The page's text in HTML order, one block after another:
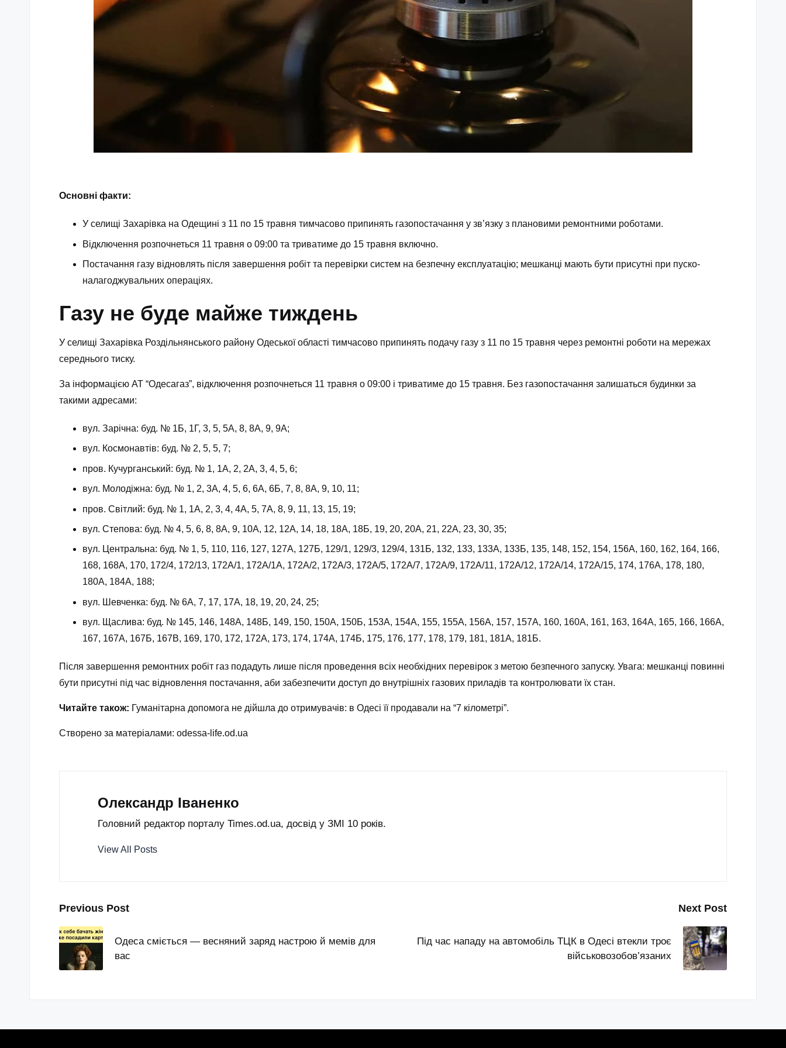
Основні факти:
У селищі Захарівка на Одещині з 11 по 15 травня тимчасово припинять газопостачання у зв’язку з плановими ремонтними роботами.
Відключення розпочнеться 11 травня о 09:00 та триватиме до 15 травня включно.
Постачання газу відновлять після завершення робіт та перевірки систем на безпечну експлуатацію; мешканці мають бути присутні при пуско-
налагоджувальних операціях.
Газу не буде майже тиждень
У селищі Захарівка Роздільнянського району Одеської області тимчасово припинять подачу газу з 11 по 15 травня через ремонтні роботи на мережах
середнього тиску.
За інформацією АТ “Одесагаз”, відключення розпочнеться 11 травня о 09:00 і триватиме до 15 травня. Без газопостачання залишаться будинки за
такими адресами:
вул. Зарічна: буд. № 1Б, 1Г, 3, 5, 5А, 8, 8А, 9, 9А;
вул. Космонавтів: буд. № 2, 5, 5, 7;
пров. Кучурганський: буд. № 1, 1А, 2, 2А, 3, 4, 5, 6;
вул. Молодіжна: буд. № 1, 2, 3А, 4, 5, 6, 6А, 6Б, 7, 8, 8А, 9, 10, 11;
пров. Світлий: буд. № 1, 1А, 2, 3, 4, 4А, 5, 7А, 8, 9, 11, 13, 15, 19;
вул. Степова: буд. № 4, 5, 6, 8, 8А, 9, 10А, 12, 12А, 14, 18, 18А, 18Б, 19, 20, 20А, 21, 22А, 23, 30, 35;
вул. Центральна: буд. № 1, 5, 110, 116, 127, 127А, 127Б, 129/1, 129/3, 129/4, 131Б, 132, 133, 133А, 133Б, 135, 148, 152, 154, 156А, 160, 162, 164, 166,
168, 168А, 170, 172/4, 172/13, 172А/1, 172А/1А, 172А/2, 172А/3, 172А/5, 172А/7, 172А/9, 172А/11, 172А/12, 172А/14, 172А/15, 174, 176А, 178, 180,
180А, 184А, 188;
вул. Шевченка: буд. № 6А, 7, 17, 17А, 18, 19, 20, 24, 25;
вул. Щаслива: буд. № 145, 146, 148А, 148Б, 149, 150, 150А, 150Б, 153А, 154А, 155, 155А, 156А, 157, 157А, 160, 160А, 161, 163, 164А, 165, 166, 166А,
167, 167А, 167Б, 167В, 169, 170, 172, 172А, 173, 174, 174А, 174Б, 175, 176, 177, 178, 179, 181, 181А, 181Б.
Після завершення ремонтних робіт газ подадуть лише після проведення всіх необхідних перевірок з метою безпечного запуску. Увага: мешканці повинні
бути присутні під час відновлення постачання, аби забезпечити доступ до внутрішніх газових приладів та контролювати їх стан.
Читайте також: Гуманітарна допомога не дійшла до отримувачів: в Одесі її продавали на “7 кілометрі”.
Створено за матеріалами: odessa-life.od.ua
Олександр Іваненко
Головний редактор порталу Times.od.ua, досвід у ЗМІ 10 років.
View All Posts
Post
navigation
Previous Post
Одеса сміється — весняний заряд настрою й мемів для
вас
Next Post
Під час нападу на автомобіль ТЦК в Одесі втекли троє
військовозобов’язаних